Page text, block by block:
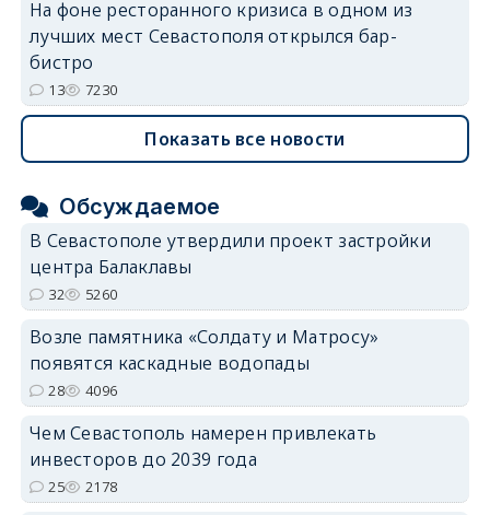
На фоне ресторанного кризиса в одном из
лучших мест Севастополя открылся бар-
бистро
13 7230
Показать все новости
Обсуждаемое
В Севастополе утвердили проект застройки
центра Балаклавы
32 5260
Возле памятника «Солдату и Матросу»
появятся каскадные водопады
28 4096
Чем Севастополь намерен привлекать
инвесторов до 2039 года
25 2178